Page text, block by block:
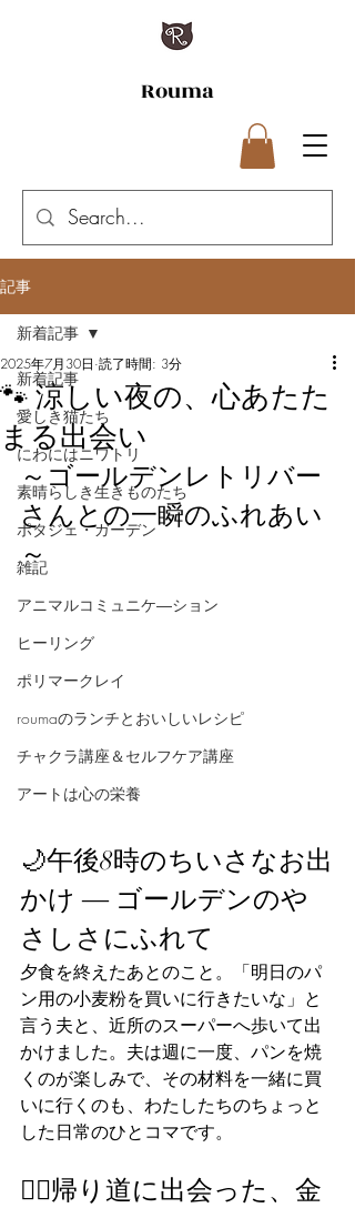
Rouma
記事
新着記事
愛しき猫たち
にわにはニワトリ
素晴らしき生きものたち
ポタジェ・ガーデン
雑記
アニマルコミュニケ―ション
ヒーリング
ポリマークレイ
roumaのランチとおいしいレシピ
チャクラ講座＆セルフケア講座
アートは心の栄養
新着記事
🐾 涼しい夜の、心あたた
まる出会い
2025年7月30日 読了時間: 3分
～ゴールデンレトリバー
さんとの一瞬のふれあい
～
🌙午後8時のちいさなお出
かけ ― ゴールデンのや
さしさにふれて
夕食を終えたあとのこと。「明日のパ
ン用の小麦粉を買いに行きたいな」と
言う夫と、近所のスーパーへ歩いて出
かけました。夫は週に一度、パンを焼
くのが楽しみで、その材料を一緒に買
いに行くのも、わたしたちのちょっと
した日常のひとコマです。
🚶‍♀️帰り道に出会った、金